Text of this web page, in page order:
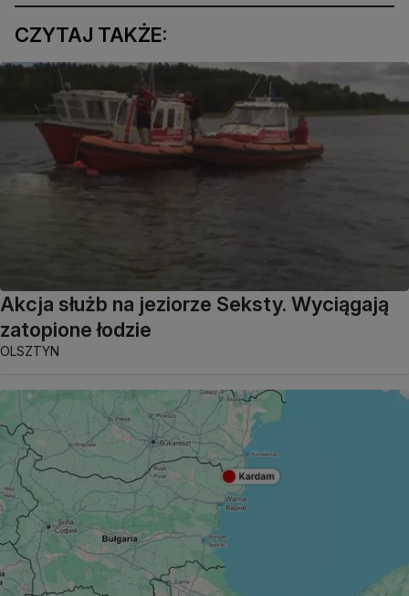
CZYTAJ TAKŻE:
Akcja służb na jeziorze Seksty. Wyciągają
zatopione łodzie
OLSZTYN